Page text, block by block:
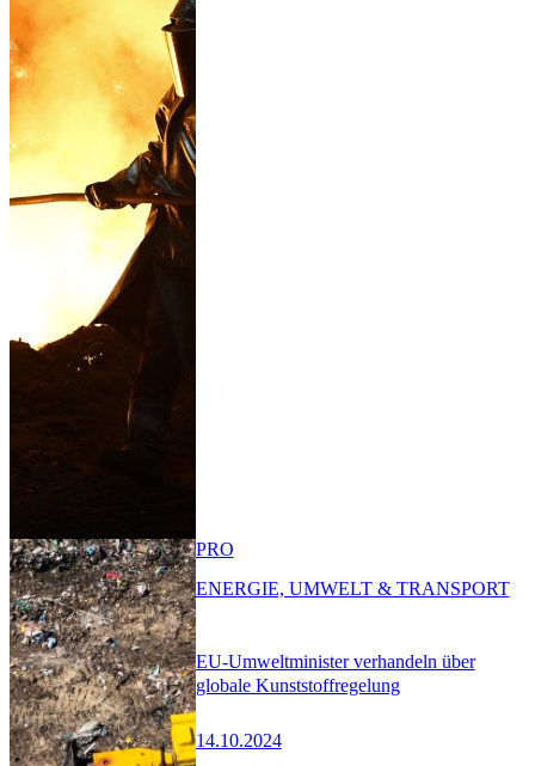
EU-Umweltminister verhandeln über
globale Kunststoffregelung
14.10.2024
PRO
ENERGIE, UMWELT & TRANSPORT